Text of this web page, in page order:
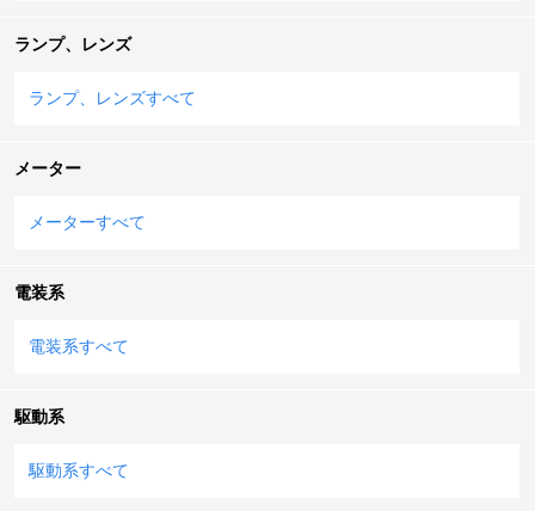
ランプ、レンズ
ランプ、レンズすべて
メーター
メーターすべて
電装系
電装系すべて
駆動系
駆動系すべて